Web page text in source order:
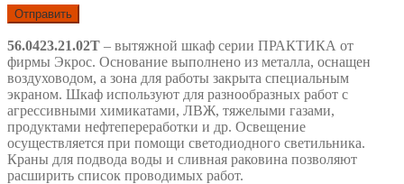
56.0423.21.02Т – вытяжной шкаф серии ПРАКТИКА от
фирмы Экрос. Основание выполнено из металла, оснащен
воздуховодом, а зона для работы закрыта специальным
экраном. Шкаф используют для разнообразных работ с
агрессивными химикатами, ЛВЖ, тяжелыми газами,
продуктами нефтепереработки и др. Освещение
осуществляется при помощи светодиодного светильника.
Краны для подвода воды и сливная раковина позволяют
расширить список проводимых работ.